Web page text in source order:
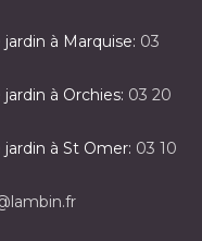
à Marquise: 03
à Orchies: 03 20
à St Omer: 03 10